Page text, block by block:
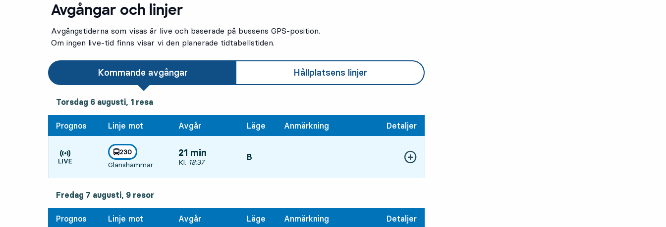
Avgångar och linjer
Avgångstiderna som visas är live och baserade på bussens GPS-position.
Om ingen live-tid finns visar vi den planerade tidtabellstiden.
Kommande avgångar Hållplatsens linjer
torsdag 6 augusti, 1resa
Torsdag 6 augusti, 1 resa
Prognos Linje mot Avgår Läge Anmärkning Detaljer
Tiden är prognos
linje
230
mot
Glanshammar
,
21 min
Avgår, Kl. 18:37, om 21 min
Kl. 18:37
LÄGE,
B Visa fler detaljer
fredag 7 augusti, 9resor
Fredag 7 augusti, 9 resor
Prognos Linje mot Avgår Läge Anmärkning Detaljer